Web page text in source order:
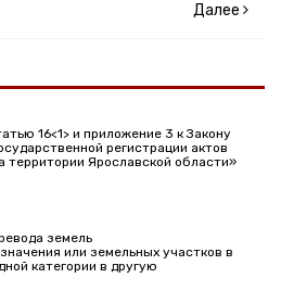
Далее
16<1> и приложение 3 к Закону
регистрации актов
территории Ярославской области»
земель
или земельных участков в
категории в другую